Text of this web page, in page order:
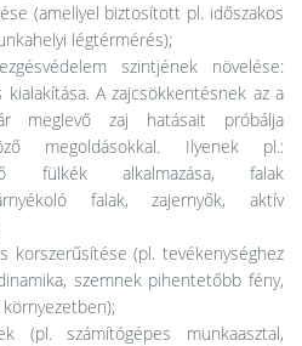
(amellyel biztosított pl. időszakos
légtérmérés);
szintjének növelése:
A zajcsökkentésnek az a
meglevő zaj hatásait próbálja
megoldásokkal. Ilyenek pl.:
fülkék alkalmazása, falak
falak, zajernyők, aktív
korszerűsítése (pl. tevékenységhez
szemnek pihentetőbb fény,
(pl. számítógépes munkaasztal,